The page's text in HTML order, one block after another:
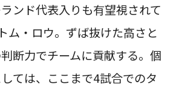
ンド代表入りも有望視されて
ム・ロウ。ずば抜けた高さと
断力でチームに貢献する。個
ては、ここまで4試合でのタ